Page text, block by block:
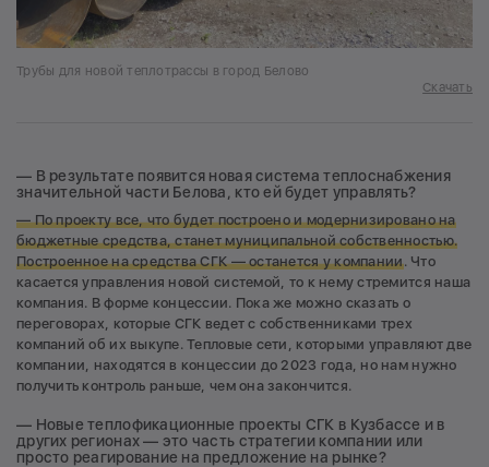
Трубы для новой теплотрассы в город Белово
Скачать
— В результате появится новая система теплоснабжения
значительной части Белова, кто ей будет управлять?
— По проекту все, что будет построено и модернизировано на
бюджетные средства, станет муниципальной собственностью.
Построенное на средства СГК — останется у компании. Что
касается управления новой системой, то к нему стремится наша
компания. В форме концессии. Пока же можно сказать о
переговорах, которые СГК ведет с собственниками трех
компаний об их выкупе. Тепловые сети, которыми управляют две
компании, находятся в концессии до 2023 года, но нам нужно
получить контроль раньше, чем она закончится.
— Новые теплофикационные проекты СГК в Кузбассе и в
других регионах — это часть стратегии компании или
просто реагирование на предложение на рынке?